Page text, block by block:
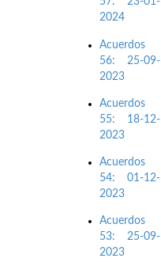
2024
Acuerdos
56: 25-09-
2023
Acuerdos
55: 18-12-
2023
Acuerdos
54: 01-12-
2023
Acuerdos
53: 25-09-
2023